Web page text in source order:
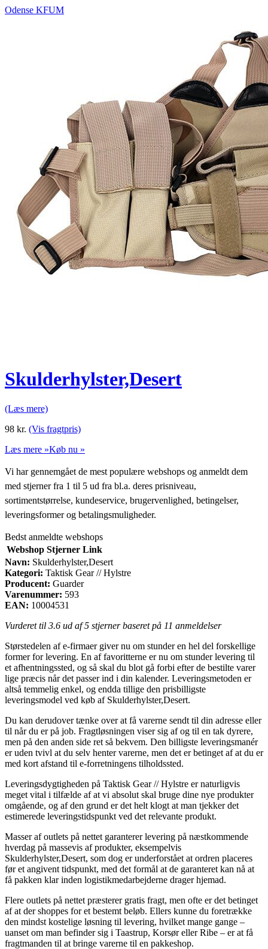
Odense KFUM
Skulderhylster,Desert
(Læs mere)
98 kr. (Vis fragtpris)
Læs mere »Køb nu »
Vi har gennemgået de mest populære webshops og anmeldt dem
med stjerner fra 1 til 5 ud fra bl.a. deres prisniveau,
sortimentstørrelse, kundeservice, brugervenlighed, betingelser,
leveringsformer og betalingsmuligheder.
Bedst anmeldte webshops
Webshop Stjerner Link
Navn: Skulderhylster,Desert
Kategori: Taktisk Gear // Hylstre
Producent: Guarder
Varenummer: 593
EAN: 10004531
Vurderet til 3.6 ud af 5 stjerner baseret på 11 anmeldelser
Størstedelen af e-firmaer giver nu om stunder en hel del forskellige
former for levering. En af favoritterne er nu om stunder levering til
et afhentningssted, og så skal du blot gå forbi efter de bestilte varer
lige præcis når det passer ind i din kalender. Leveringsmetoden er
altså temmelig enkel, og endda tillige den prisbilligste
leveringsmodel ved køb af Skulderhylster,Desert.
Du kan derudover tænke over at få varerne sendt til din adresse eller
til når du er på job. Fragtløsningen viser sig af og til en tak dyrere,
men på den anden side ret så bekvem. Den billigste leveringsmanér
er uden tvivl at du selv henter varerne, men det er betinget af at du er
med kort afstand til e-forretningens tilholdssted.
Leveringsdygtigheden på Taktisk Gear // Hylstre er naturligvis
meget vital i tilfælde af at vi absolut skal bruge dine nye produkter
omgående, og af den grund er det helt klogt at man tjekker det
estimerede leveringstidspunkt ved det relevante produkt.
Masser af outlets på nettet garanterer levering på næstkommende
hverdag på massevis af produkter, eksempelvis
Skulderhylster,Desert, som dog er underforstået at ordren placeres
før et angivent tidspunkt, med det formål at de garanteret kan nå at
få pakken klar inden logistikmedarbejderne drager hjemad.
Flere outlets på nettet præsterer gratis fragt, men ofte er det betinget
af at der shoppes for et bestemt beløb. Ellers kunne du foretrække
den mindst kostelige løsning til levering, hvilket mange gange –
uanset om man befinder sig i Taastrup, Korsør eller Ribe – er at få
fragtmanden til at bringe varerne til en pakkeshop.